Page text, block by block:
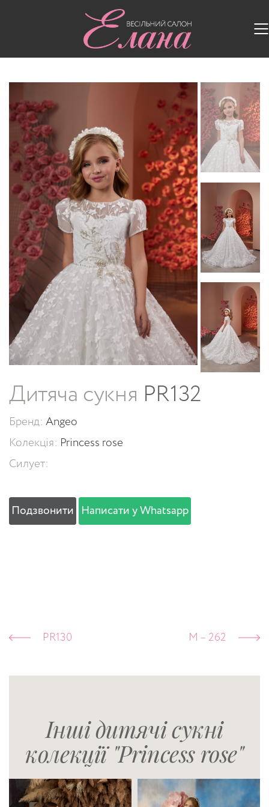
Дитячі сукні/Дитяча сукня PR132
Дитяча сукня PR132
Бренд: Angeo
Колекція: Princess rose
Силует:
Подзвонити Написати у Whatsapp
PR130 M – 262
Інші дитячі сукні
колекції "Princess rose"